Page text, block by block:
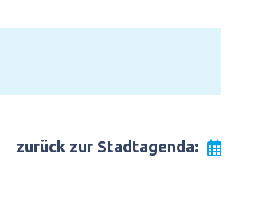
zurück zur Stadtagenda: